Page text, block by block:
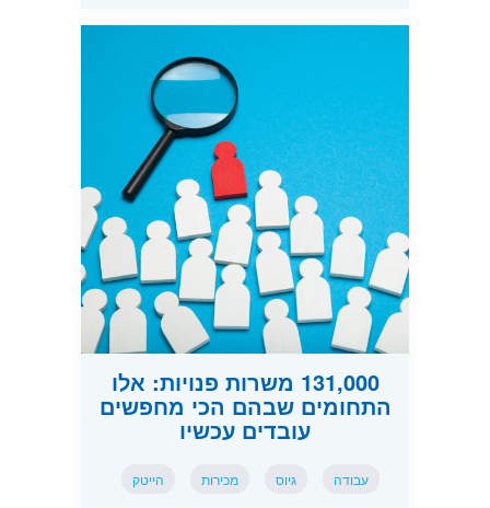
131,000 משרות פנויות: אלו
התחומים שבהם הכי מחפשים
עובדים עכשיו
עבודה גיוס מכירות הייטק